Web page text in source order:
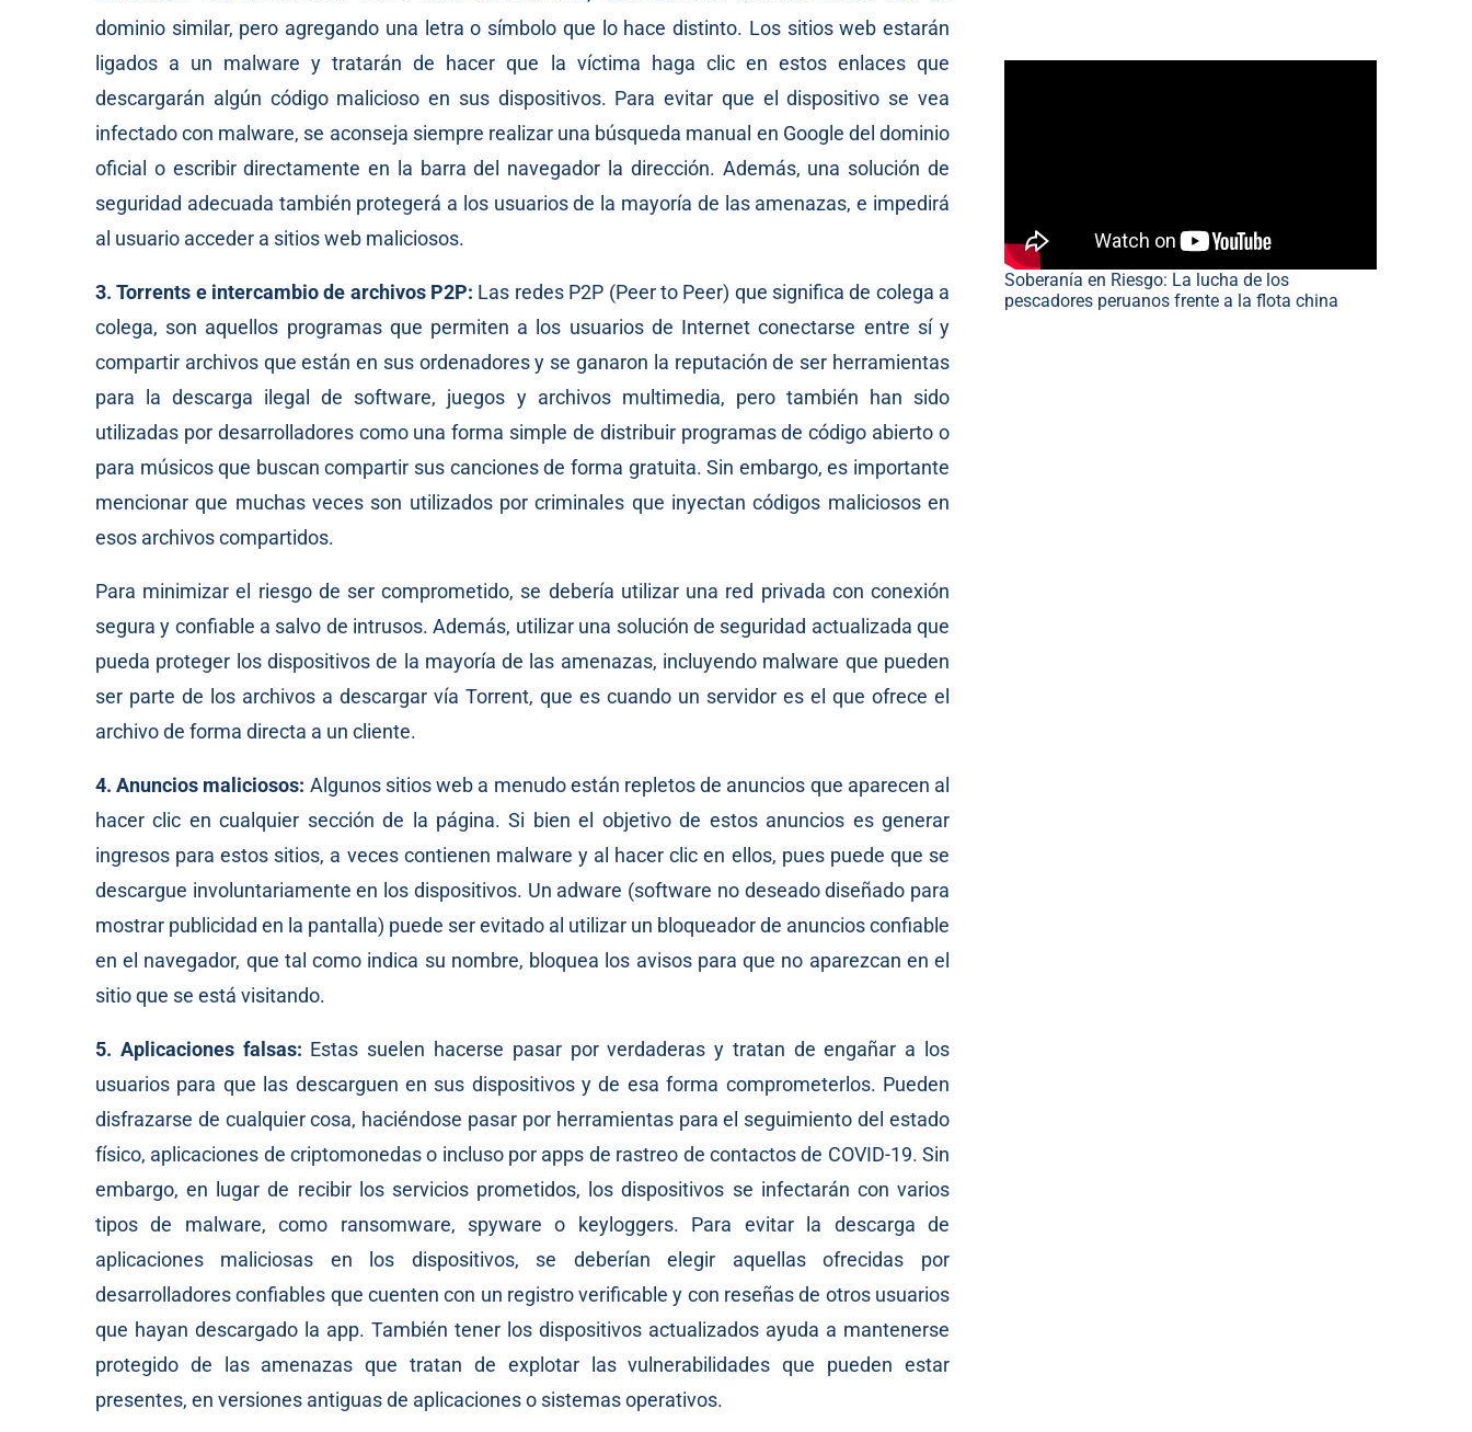
dominio similar, pero agregando una letra o símbolo que lo hace distinto. Los sitios web estarán
ligados a un malware y tratarán de hacer que la víctima haga clic en estos enlaces que
descargarán algún código malicioso en sus dispositivos. Para evitar que el dispositivo se vea
infectado con malware, se aconseja siempre realizar una búsqueda manual en Google del dominio
oficial o escribir directamente en la barra del navegador la dirección. Además, una solución de
seguridad adecuada también protegerá a los usuarios de la mayoría de las amenazas, e impedirá
al usuario acceder a sitios web maliciosos.
3. Torrents e intercambio de archivos P2P: Las redes P2P (Peer to Peer) que significa de colega a
colega, son aquellos programas que permiten a los usuarios de Internet conectarse entre sí y
compartir archivos que están en sus ordenadores y se ganaron la reputación de ser herramientas
para la descarga ilegal de software, juegos y archivos multimedia, pero también han sido
utilizadas por desarrolladores como una forma simple de distribuir programas de código abierto o
para músicos que buscan compartir sus canciones de forma gratuita. Sin embargo, es importante
mencionar que muchas veces son utilizados por criminales que inyectan códigos maliciosos en
esos archivos compartidos.
Para minimizar el riesgo de ser comprometido, se debería utilizar una red privada con conexión
segura y confiable a salvo de intrusos. Además, utilizar una solución de seguridad actualizada que
pueda proteger los dispositivos de la mayoría de las amenazas, incluyendo malware que pueden
ser parte de los archivos a descargar vía Torrent, que es cuando un servidor es el que ofrece el
archivo de forma directa a un cliente.
4. Anuncios maliciosos: Algunos sitios web a menudo están repletos de anuncios que aparecen al
hacer clic en cualquier sección de la página. Si bien el objetivo de estos anuncios es generar
ingresos para estos sitios, a veces contienen malware y al hacer clic en ellos, pues puede que se
descargue involuntariamente en los dispositivos. Un adware (software no deseado diseñado para
mostrar publicidad en la pantalla) puede ser evitado al utilizar un bloqueador de anuncios confiable
en el navegador, que tal como indica su nombre, bloquea los avisos para que no aparezcan en el
sitio que se está visitando.
5. Aplicaciones falsas: Estas suelen hacerse pasar por verdaderas y tratan de engañar a los
usuarios para que las descarguen en sus dispositivos y de esa forma comprometerlos. Pueden
disfrazarse de cualquier cosa, haciéndose pasar por herramientas para el seguimiento del estado
físico, aplicaciones de criptomonedas o incluso por apps de rastreo de contactos de COVID-19. Sin
embargo, en lugar de recibir los servicios prometidos, los dispositivos se infectarán con varios
tipos de malware, como ransomware, spyware o keyloggers. Para evitar la descarga de
aplicaciones maliciosas en los dispositivos, se deberían elegir aquellas ofrecidas por
desarrolladores confiables que cuenten con un registro verificable y con reseñas de otros usuarios
que hayan descargado la app. También tener los dispositivos actualizados ayuda a mantenerse
protegido de las amenazas que tratan de explotar las vulnerabilidades que pueden estar
presentes, en versiones antiguas de aplicaciones o sistemas operativos.
Soberanía en Riesgo: La lucha de los
pescadores peruanos frente a la flota china